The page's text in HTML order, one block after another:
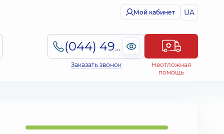
Мой кабинет UA
(044) 495-2-888
Заказать звонок
Неотложная
помощь